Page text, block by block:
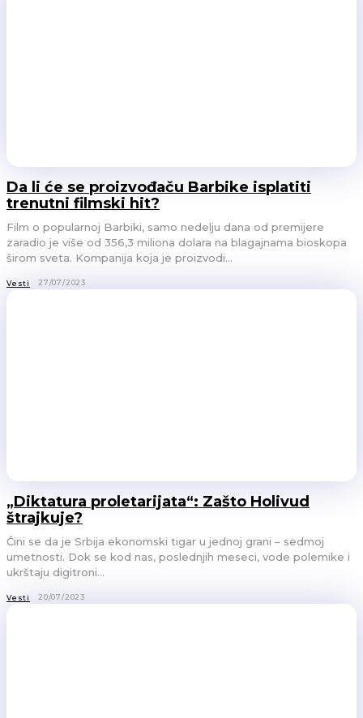
Da li će se proizvođaču Barbike isplatiti
trenutni filmski hit?
Film o popularnoj Barbiki, samo nedelju dana od premijere
zaradio je više od 356,3 miliona dolara na blagajnama bioskopa
širom sveta. Kompanija koja je proizvodi...
Vesti 27/07/2023
„Diktatura proletarijata“: Zašto Holivud
štrajkuje?
Čini se da je Srbija ekonomski tigar u jednoj grani – sedmoj
umetnosti. Dok se kod nas, poslednjih meseci, vode polemike i
ukrštaju digitroni...
Vesti 20/07/2023